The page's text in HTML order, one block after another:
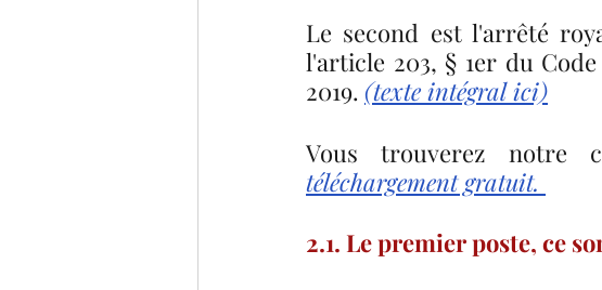
Le second est l'arrêté
l'article 203, § 1er du
2019. (texte intégral ici)
Vous trouverez notre
téléchargement gratuit.
2.1. Le premier poste, ce